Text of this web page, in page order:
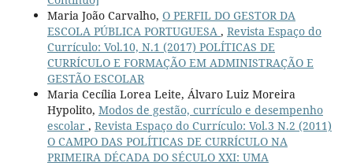
Maria João Carvalho, O PERFIL DO GESTOR DA
ESCOLA PÚBLICA PORTUGUESA , Revista Espaço do
Currículo: Vol.10, N.1 (2017) POLÍTICAS DE
CURRÍCULO E FORMAÇÃO EM ADMINISTRAÇÃO E
GESTÃO ESCOLAR
Maria Cecília Lorea Leite, Álvaro Luiz Moreira
Hypolito, Modos de gestão, currículo e desempenho
escolar , Revista Espaço do Currículo: Vol.3 N.2 (2011)
O CAMPO DAS POLÍTICAS DE CURRÍCULO NA
PRIMEIRA DÉCADA DO SÉCULO XXI: UMA